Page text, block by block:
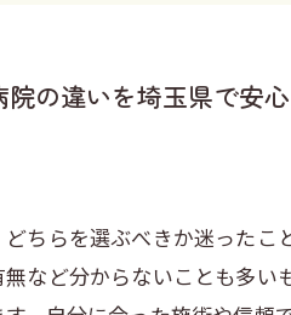
院の違いを埼玉県で安
ちらを選ぶべきか迷ったこ
など分からないことも多い